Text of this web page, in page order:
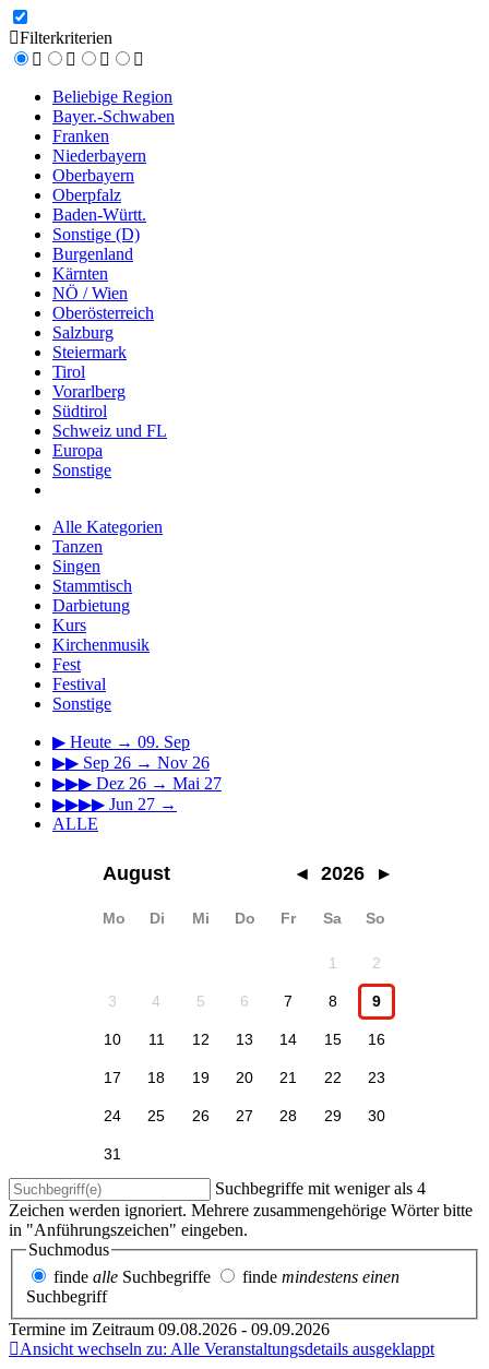
Filterkriterien
Beliebige Region
Bayer.-Schwaben
Franken
Niederbayern
Oberbayern
Oberpfalz
Baden-Württ.
Sonstige (D)
Burgenland
Kärnten
NÖ / Wien
Oberösterreich
Salzburg
Steiermark
Tirol
Vorarlberg
Südtirol
Schweiz und FL
Europa
Sonstige
Alle Kategorien
Tanzen
Singen
Stammtisch
Darbietung
Kurs
Kirchenmusik
Fest
Festival
Sonstige
▶ Heute → 09. Sep
▶▶ Sep 26 → Nov 26
▶▶▶ Dez 26 → Mai 27
▶▶▶▶ Jun 27 →
ALLE
August ◂ 2026 ▸
Mo Di Mi Do Fr Sa So
1 2
3 4 5 6 7 8 9
10 11 12 13 14 15 16
17 18 19 20 21 22 23
24 25 26 27 28 29 30
31
Suchbegriffe mit weniger als 4
Zeichen werden ignoriert. Mehrere zusammengehörige Wörter bitte
in "Anführungszeichen" eingeben.
Suchmodus
finde alle Suchbegriffe finde mindestens einen
Suchbegriff
Termine im Zeitraum 09.08.2026 - 09.09.2026
Ansicht wechseln zu: Alle Veranstaltungsdetails ausgeklappt